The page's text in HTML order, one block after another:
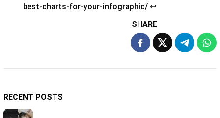
best-charts-for-your-infographic/ ↩︎
SHARE
RECENT POSTS